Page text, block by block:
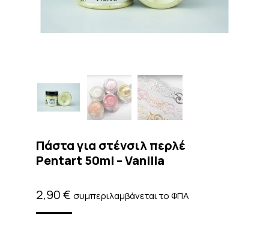
Πάστα για στένσιλ περλέ
Pentart 50ml – Vanilla
2,90€ συμπεριλαμβάνεται το ΦΠΑ